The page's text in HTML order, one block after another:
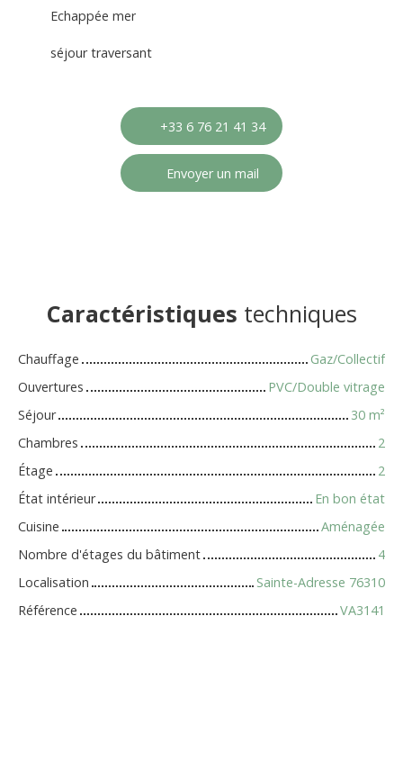
Echappée mer
séjour traversant
+33 6 76 21 41 34
Envoyer un mail
Caractéristiques techniques
Chauffage
Gaz/Collectif
Ouvertures
PVC/Double vitrage
Séjour
30 m²
Chambres
2
Étage
2
État intérieur
En bon état
Cuisine
Aménagée
Nombre d'étages du bâtiment
4
Localisation
Sainte-Adresse 76310
Référence
VA3141